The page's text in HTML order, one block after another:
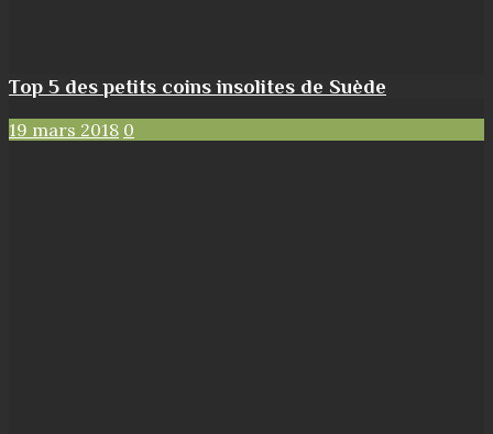
Top 5 des petits coins insolites de Suède
19 mars 2018 0